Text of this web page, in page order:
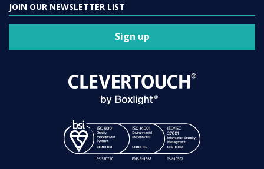
JOIN OUR NEWSLETTER LIST
Sign up